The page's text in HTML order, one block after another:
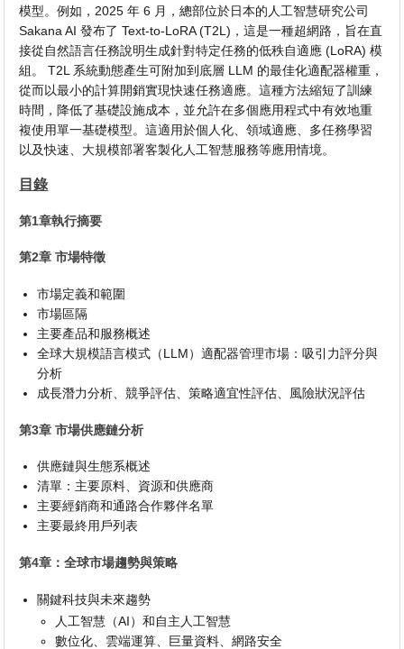
模型。例如，2025 年 6 月，總部位於日本的人工智慧研究公司
Sakana AI 發布了 Text-to-LoRA (T2L)，這是一種超網路，旨在直
接從自然語言任務說明生成針對特定任務的低秩自適應 (LoRA) 模
組。 T2L 系統動態產生可附加到底層 LLM 的最佳化適配器權重，
從而以最小的計算開銷實現快速任務適應。這種方法縮短了訓練
時間，降低了基礎設施成本，並允許在多個應用程式中有效地重
複使用單一基礎模型。這適用於個人化、領域適應、多任務學習
以及快速、大規模部署客製化人工智慧服務等應用情境。
目錄
第1章執行摘要
第2章 市場特徵
市場定義和範圍
市場區隔
主要產品和服務概述
全球大規模語言模式（LLM）適配器管理市場：吸引力評分與
分析
成長潛力分析、競爭評估、策略適宜性評估、風險狀況評估
第3章 市場供應鏈分析
供應鏈與生態系概述
清單：主要原料、資源和供應商
主要經銷商和通路合作夥伴名單
主要最終用戶列表
第4章：全球市場趨勢與策略
關鍵科技與未來趨勢
人工智慧（AI）和自主人工智慧
數位化、雲端運算、巨量資料、網路安全